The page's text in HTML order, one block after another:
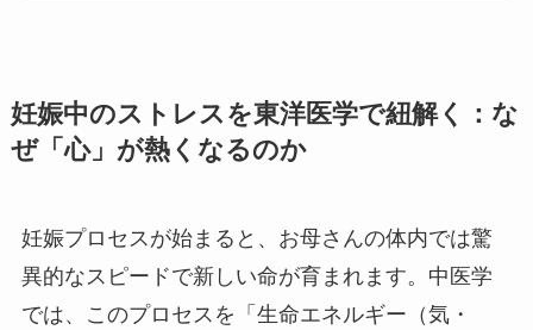
妊娠中のストレスを東洋医学で紐解く：な
ぜ「心」が熱くなるのか
妊娠プロセスが始まると、お母さんの体内では驚
異的なスピードで新しい命が育まれます。中医学
では、このプロセスを「生命エネルギー（気・